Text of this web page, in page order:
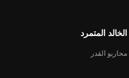
الخالد المتمرد
محاربو القدر